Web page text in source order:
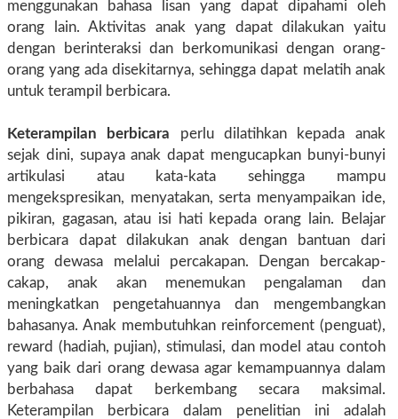
menggunakan bahasa lisan yang dapat dipahami oleh
orang lain. Aktivitas anak yang dapat dilakukan yaitu
dengan berinteraksi dan berkomunikasi dengan orang-
orang yang ada disekitarnya, sehingga dapat melatih anak
untuk terampil berbicara.
Keterampilan berbicara perlu dilatihkan kepada anak
sejak dini, supaya anak dapat mengucapkan bunyi-bunyi
artikulasi atau kata-kata sehingga mampu
mengekspresikan, menyatakan, serta menyampaikan ide,
pikiran, gagasan, atau isi hati kepada orang lain. Belajar
berbicara dapat dilakukan anak dengan bantuan dari
orang dewasa melalui percakapan. Dengan bercakap-
cakap, anak akan menemukan pengalaman dan
meningkatkan pengetahuannya dan mengembangkan
bahasanya. Anak membutuhkan reinforcement (penguat),
reward (hadiah, pujian), stimulasi, dan model atau contoh
yang baik dari orang dewasa agar kemampuannya dalam
berbahasa dapat berkembang secara maksimal.
Keterampilan berbicara dalam penelitian ini adalah